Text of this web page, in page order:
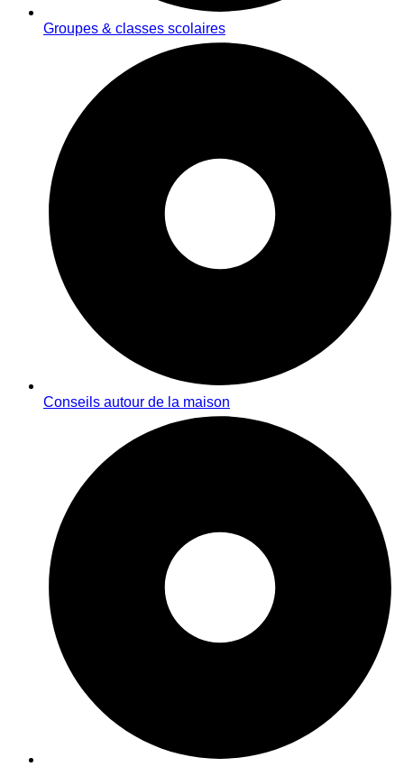
Groupes & classes scolaires
Conseils autour de la maison